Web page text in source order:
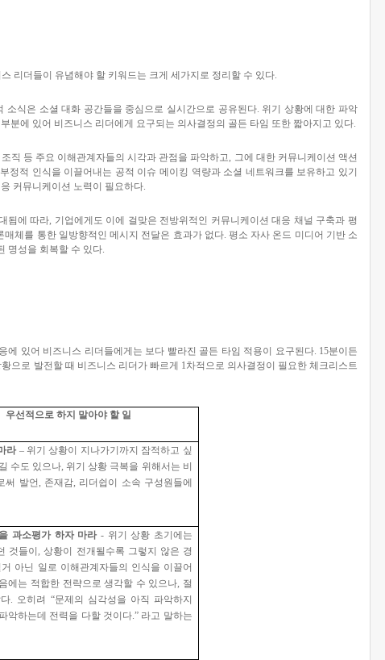
리더들이 유념해야 할 키워드는 크게 세가지로 정리할 수 있다
소식은 소셜 대화 공간들을 중심으로 실시간으로 공유된다. 위기 상황에 대한 파악
분에 있어 비즈니스 리더에게 요구되는 의사결정의 골든 타임 또한 짧아지고 있다
직 등 주요 이해관계자들의 시각과 관점을 파악하고
그에 대한 커뮤니케이션 액션
정적 인식을 이끌어내는 공적 이슈 메이킹 역량과 소셜 네트워크를 보유하고 있기
커뮤니케이션 노력이 필요하다
됨에 따라 기업에게도 이에 걸맞은 전방위적인 커뮤니케이션 대응 채널 구축과 평
매체를 통한 일방향적인 메시지 전달은 효과가 없다. 평소 자사 온드 미디어 기반 소
명성을 회복할 수 있다
있어 비즈니스 리더들에게는 보다 빨라진 골든 타임 적용이 요구된다. 15분이든
으로 발전할 때 비즈니스 리더가 빠르게 1 차적으로 의사결정이 필요한 체크리스트
우선적으로 하지 말아야 할 일
라 – 위기 상황이 지나가기까지 잠적하고 싶
수도 있으나, 위기 상황 극복을 위해서는 비
써 발언
존재감 리더쉽이 소속 구성원들에
과소평가 하자 마라- 위기 상황 초기에는
것들이
,상황이 전개될수록 그렇지 않은 경
거 아닌 일로 이해관계자들의 인식을 이끌어
에는 적합한 전략으로 생각할 수 있으나 절
오히려 “문제의 심각성을 아직 파악하지
악하는데 전력을 다할 것이다.” 라고 말하는